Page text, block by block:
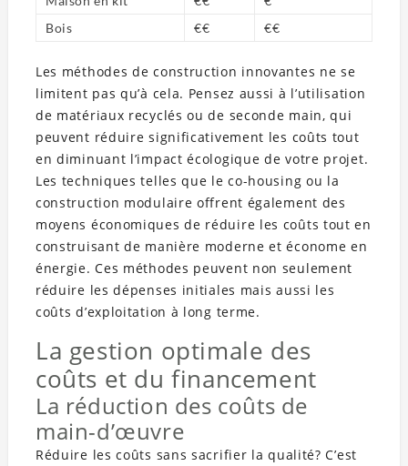
Bois
€€ €€
Les méthodes de construction innovantes ne se
limitent pas qu’à cela. Pensez aussi à l’utilisation
de matériaux recyclés ou de seconde main, qui
peuvent réduire significativement les coûts tout
en diminuant l’impact écologique de votre projet.
Les techniques telles que le co-housing ou la
construction modulaire offrent également des
moyens économiques de réduire les coûts tout en
construisant de manière moderne et économe en
énergie. Ces méthodes peuvent non seulement
réduire les dépenses initiales mais aussi les
coûts d’exploitation à long terme.
La gestion optimale des
coûts et du financement
La réduction des coûts de
main-d’œuvre
Réduire les coûts sans sacrifier la qualité? C’est